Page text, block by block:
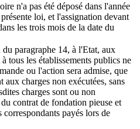
n'a pas été déposé dans l'année
loi, et l'assignation devant
les trois mois de la date du
paragraphe 14, à l'Etat, aux
tous les établissements publics ne
ou l'action sera admise, que
charges non exécutées, sans
charges sont ou non
contrat de fondation pieuse et
payés lors de